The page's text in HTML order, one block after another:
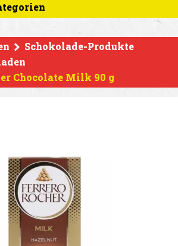
Schokolade-Produkte
Chocolate Milk 90 g